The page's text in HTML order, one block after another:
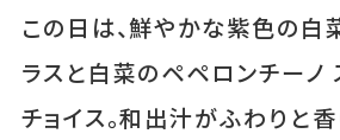
この日は、鮮やかな紫色の白
ラスと白菜のペペロンチーノ
チョイス。和出汁がふわりと香